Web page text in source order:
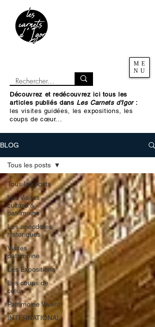
ME
NU
Découvrez et redécouvrez ici tous les
articles publiés dans Les Carnets d'Igor :
les visites guidées, les expositions, les
coups de cœur...
BLOG
Tous les posts
Les Visites
culture &
patrimoine
Les anecdotes
historiques
Visites
patrimoine
Les Expositions
Les coups de
cœur
Patrimoine Vivant
INTERNATIONAL
Tous les posts